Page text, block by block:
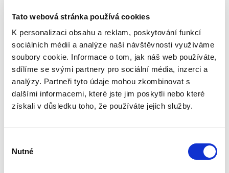
Tato webová stránka používá cookies
K personalizaci obsahu a reklam, poskytování funkcí
sociálních médií a analýze naší návštěvnosti využíváme
soubory cookie. Informace o tom, jak náš web používáte,
sdílíme se svými partnery pro sociální média, inzerci a
analýzy. Partneři tyto údaje mohou zkombinovat s
dalšími informacemi, které jste jim poskytli nebo které
získali v důsledku toho, že používáte jejich služby.
souhlasu
Nutné
stratifikovaného výběru. Je ukázáno, jak v
znalosti aplikovat. Jsou také přiblíženy
základní principy pro vytvoření dotazníku,
jsou uvedeny typy otázek a způsob jejich
jazykové a logicky správné formulace.
Stranou nezůstává ani metoda sběru
informací prostřednictvím pozorování a
experimentu. Pozornost je věnována i
výzkumům kvalitativním. Je vysvětlen proces